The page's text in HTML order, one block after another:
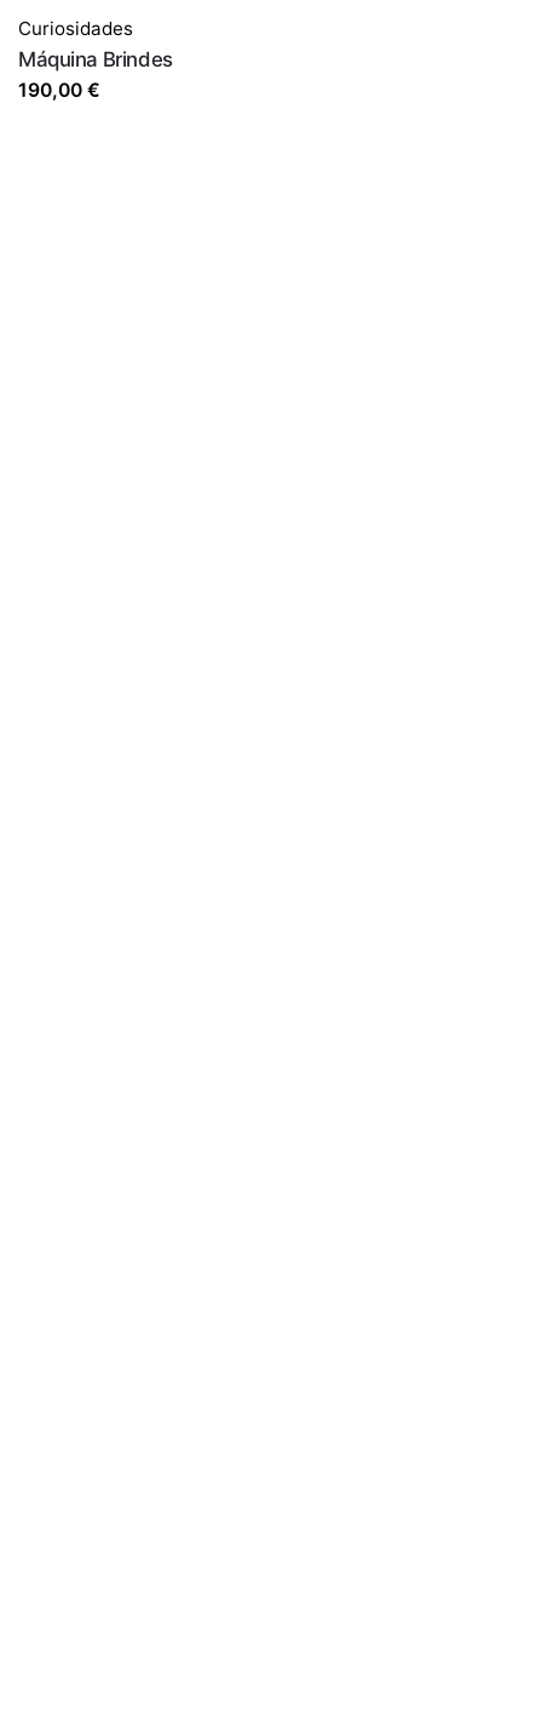
Curiosidades
Máquina Brindes
190,00 €